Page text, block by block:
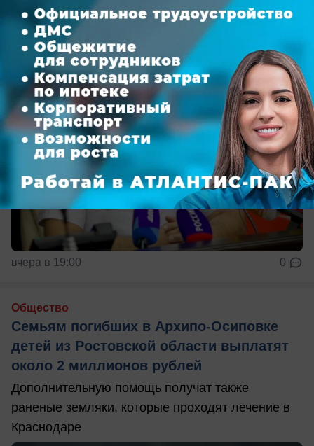
составляют граждане Узбекистана
вчера в 19:00 0
Общество
Семьям погибших в Архипо-Осиповке
детей из Ростовской области выплатят
около 2 миллионов рублей
Дополнительную помощь получат также
раненые земляки, которые проходят лечение в
Краснодаре